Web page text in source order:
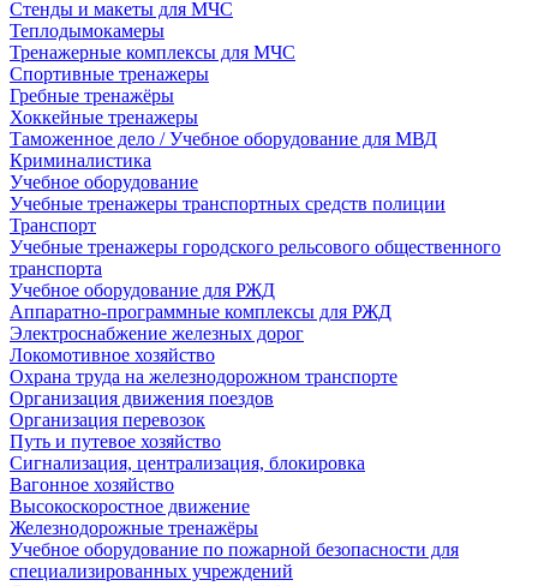
Стенды и макеты для МЧС
Теплодымокамеры
Тренажерные комплексы для МЧС
Спортивные тренажеры
Гребные тренажёры
Хоккейные тренажеры
Таможенное дело / Учебное оборудование для МВД
Криминалистика
Учебное оборудование
Учебные тренажеры транспортных средств полиции
Транспорт
Учебные тренажеры городского рельсового общественного
транспорта
Учебное оборудование для РЖД
Аппаратно-программные комплексы для РЖД
Электроснабжение железных дорог
Локомотивное хозяйство
Охрана труда на железнодорожном транспорте
Организация движения поездов
Организация перевозок
Путь и путевое хозяйство
Сигнализация, централизация, блокировка
Вагонное хозяйство
Высокоскоростное движение
Железнодорожные тренажёры
Учебное оборудование по пожарной безопасности для
специализированных учреждений